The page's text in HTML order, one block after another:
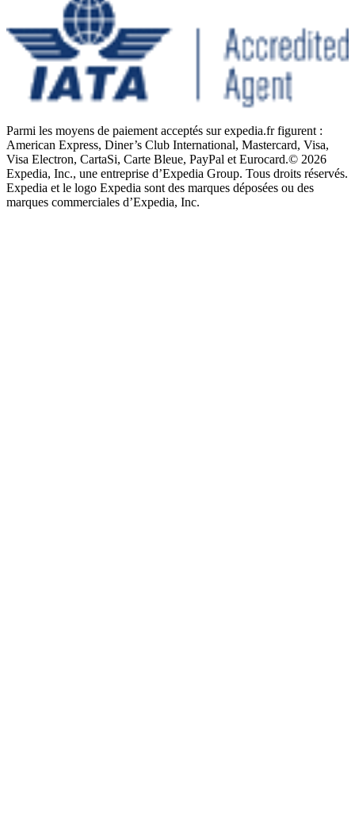
Parmi les moyens de paiement acceptés sur expedia.fr figurent :
American Express, Diner’s Club International, Mastercard, Visa,
Visa Electron, CartaSi, Carte Bleue, PayPal et Eurocard.© 2026
Expedia, Inc., une entreprise d’Expedia Group. Tous droits réservés.
Expedia et le logo Expedia sont des marques déposées ou des
marques commerciales d’Expedia, Inc.